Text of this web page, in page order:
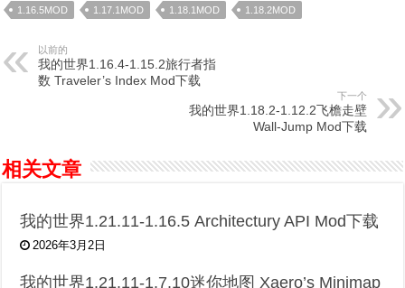
1.16.5MOD 1.17.1MOD 1.18.1MOD 1.18.2MOD
以前的
我的世界1.16.4-1.15.2旅行者指
数 Traveler’s Index Mod下载
下一个
我的世界1.18.2-1.12.2飞檐走壁
Wall-Jump Mod下载
相关文章
我的世界1.21.11-1.16.5 Architectury API Mod下载
2026年3月2日
我的世界1.21.11-1.7.10迷你地图 Xaero’s Minimap